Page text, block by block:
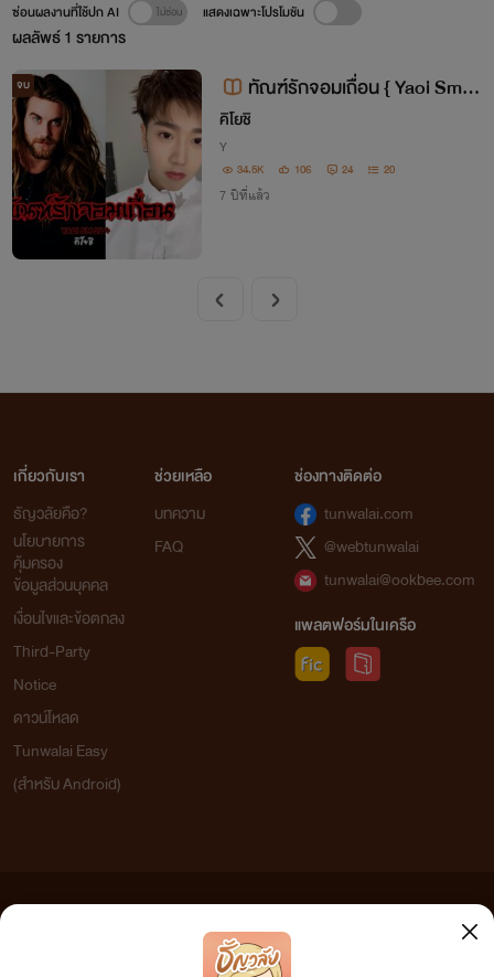
ผลลัพธ์1 รายการ
ซ่อนผลงานที่ใช้ปก AI แสดงเฉพาะโปรโมชัน
จบ
ทัณฑ์รักจอมเถื่อน { Yaoi Sm 2
0+ } ติดเหรียญ!!!
คิโยชิ
Y
34.5K 106 24 20
7 ปีที่แล้ว
เกี่ยวกับเรา
ธัญวลัยคือ?
นโยบายการ
คุ้มครอง
ข้อมูลส่วนบุคคล
เงื่อนไขและข้อตกลง
Third-Party
Notice
ดาวน์โหลด
Tunwalai Easy
(สำหรับ Android)
ช่วยเหลือ
บทความ
FAQ
ช่องทางติดต่อ
tunwalai.com
@webtunwalai
tunwalai@ookbee.com
แพลตฟอร์มในเครือ
เว็บไซต์แห่งนี้ไม่ได้เห็นด้วยและไม่ขอรับผิดชอบต่อข้อความใดๆ ทั้งสิ้น ดังนั้นผู้อ่านทุกท่านโปรดใช้
วิจารณญาณในการกลั่นกรองด้วยตนเอง และหากท่านพบข้อความใดๆ ที่ขัดต่อกฎหมายและศีลธรรม